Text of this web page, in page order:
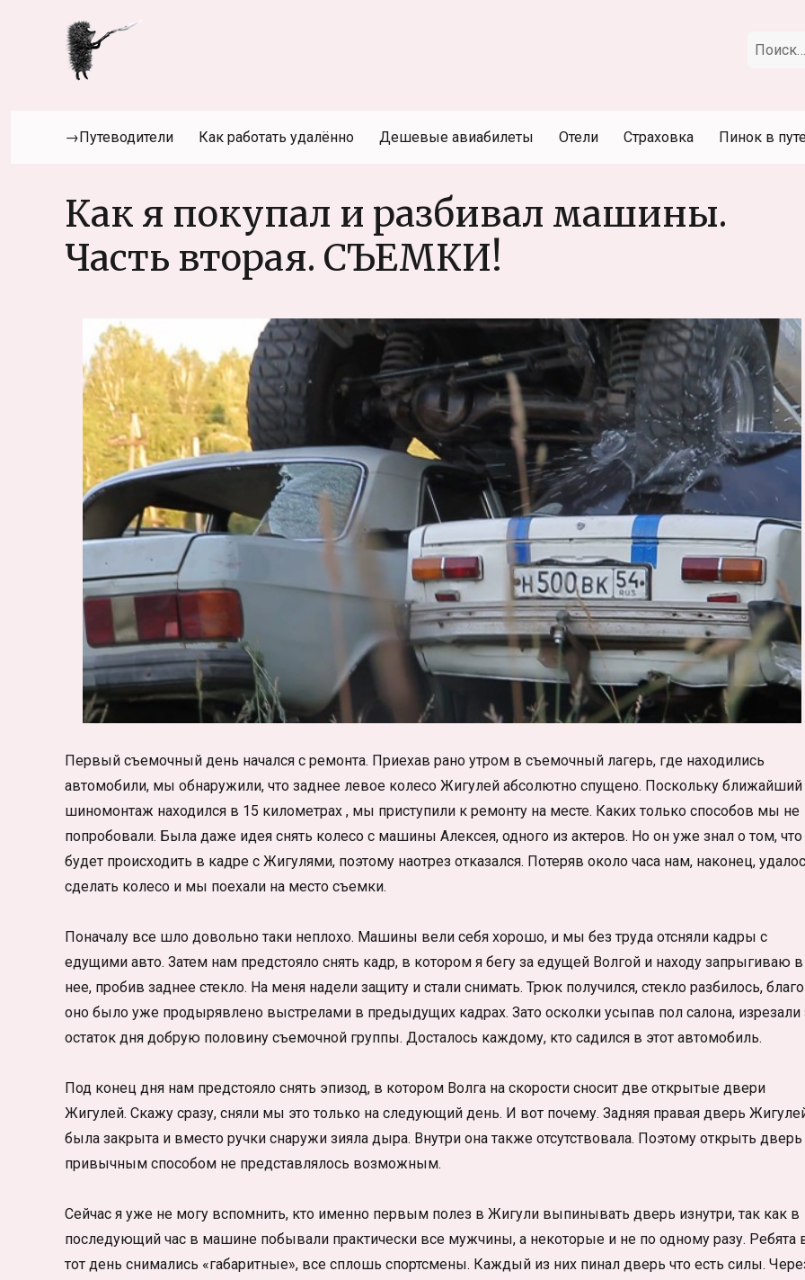
Искать:
→Путеводители Как работать удалённо Дешевые авиабилеты Отели Страховка Пинок в
Как я покупал и разбивал машины.
Часть вторая. СЪЕМКИ!
Первый съемочный день начался с ремонта. Приехав рано утром в съемочный лагерь, где находились
автомобили, мы обнаружили, что заднее левое колесо Жигулей абсолютно спущено. Поскольку ближайший
шиномонтаж находился в 15 километрах , мы приступили к ремонту на месте. Каких только способов мы не
попробовали. Была даже идея снять колесо с машины Алексея, одного из актеров. Но он уже знал о том, что
будет происходить в кадре с Жигулями, поэтому наотрез отказался. Потеряв около часа нам, наконец,
сделать колесо и мы поехали на место съемки.
Поначалу все шло довольно таки неплохо. Машины вели себя хорошо, и мы без труда отсняли кадры с
едущими авто. Затем нам предстояло снять кадр, в котором я бегу за едущей Волгой и находу запрыгиваю в
нее, пробив заднее стекло. На меня надели защиту и стали снимать. Трюк получился, стекло разбилось, благо
оно было уже продырявлено выстрелами в предыдущих кадрах. Зато осколки усыпав пол салона, изрезали
остаток дня добрую половину съемочной группы. Досталось каждому, кто садился в этот автомобиль.
Под конец дня нам предстояло снять эпизод, в котором Волга на скорости сносит две открытые двери
Жигулей. Скажу сразу, сняли мы это только на следующий день. И вот почему. Задняя правая дверь
была закрыта и вместо ручки снаружи зияла дыра. Внутри она также отсутствовала. Поэтому открыть дверь
привычным способом не представлялось возможным.
Сейчас я уже не могу вспомнить, кто именно первым полез в Жигули выпинывать дверь изнутри, так как в
последующий час в машине побывали практически все мужчины, а некоторые и не по одному разу. Ребята
тот день снимались «габаритные», все сплошь спортсмены. Каждый из них пинал дверь что есть силы.